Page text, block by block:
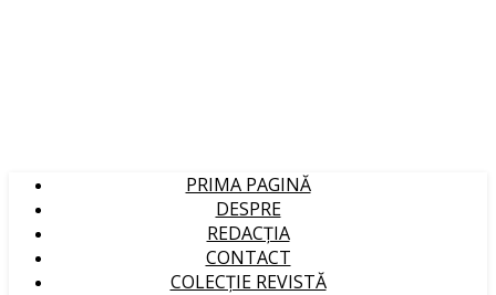
PRIMA PAGINĂ
DESPRE
REDACȚIA
CONTACT
COLECȚIE REVISTĂ